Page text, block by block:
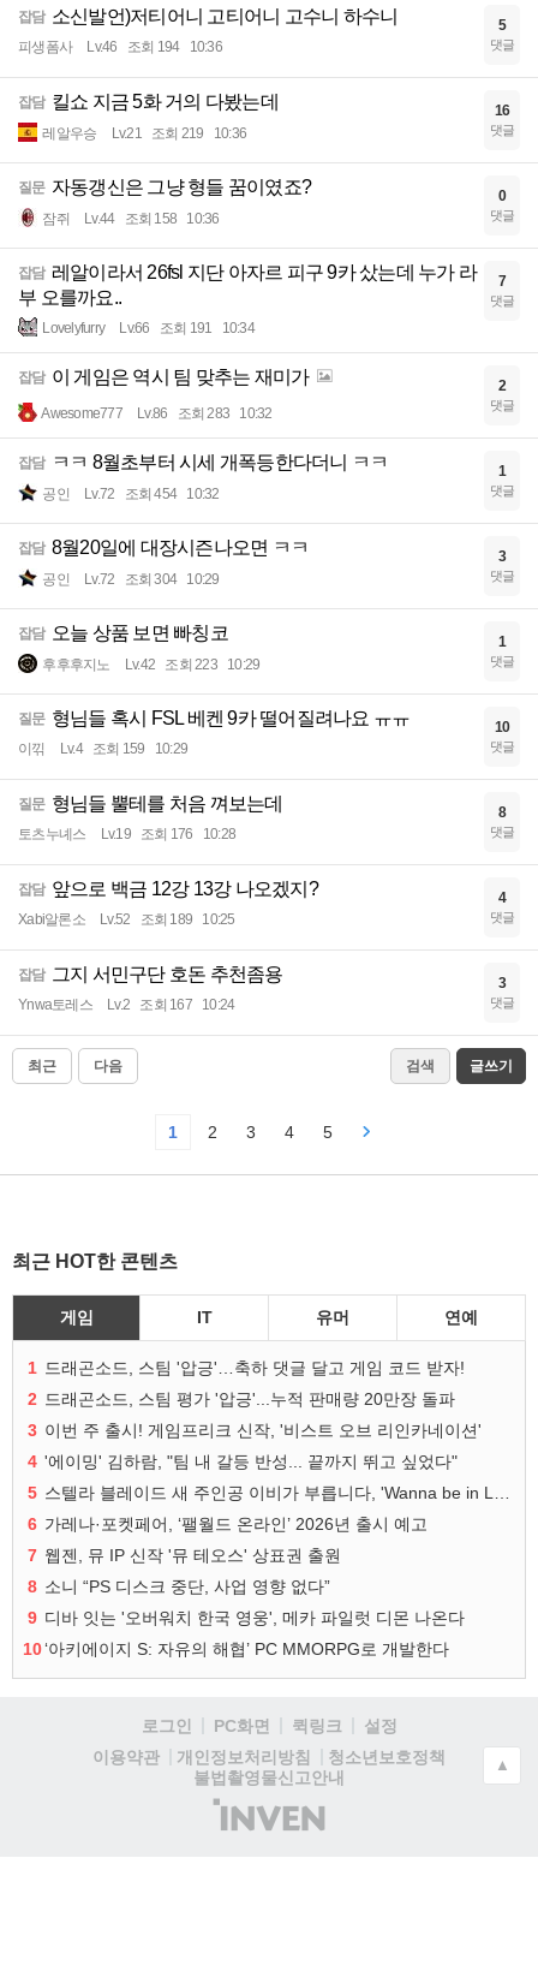
잡담 소신발언)저티어니 고티어니 고수니 하수니
피생폼사 Lv.46 조회 194 10:36
5
댓글
잡담 킬쇼 지금 5화 거의 다봤는데
레알우승 Lv.21 조회 219 10:36
16
댓글
질문 자동갱신은 그냥 형들 꿈이였죠?
잠쥐 Lv.44 조회 158 10:36
0
댓글
잡담 레알이라서 26fsl 지단 아자르 피구 9카 샀는데 누가 라
부 오를까요..
Lovelyfurry Lv.66 조회 191 10:34
7
댓글
잡담 이 게임은 역시 팀 맞추는 재미가
Awesome777 Lv.86 조회 283 10:32
2
댓글
잡담 ㅋㅋ 8월초부터 시세 개폭등한다더니 ㅋㅋ
공인 Lv.72 조회 454 10:32
1
댓글
잡담 8월20일에 대장시즌나오면 ㅋㅋ
공인 Lv.72 조회 304 10:29
3
댓글
잡담 오늘 상품 보면 빠칭코
후후후지노 Lv.42 조회 223 10:29
1
댓글
질문 형님들 혹시 FSL 베켄 9카 떨어질려나요 ㅠㅠ
이끾 Lv.4 조회 159 10:29
10
댓글
질문 형님들 뿔테를 처음 껴보는데
토츠누녜스 Lv.19 조회 176 10:28
8
댓글
잡담 앞으로 백금 12강 13강 나오겠지?
Xabi알론소 Lv.52 조회 189 10:25
4
댓글
잡담 그지 서민구단 호돈 추천좀용
Ynwa토레스 Lv.2 조회 167 10:24
3
댓글
최근 다음 검색 글쓰기
1 2 3 4 5
최근 HOT한 콘텐츠
게임 IT 유머 연예
1 드래곤소드, 스팀 '압긍'…축하 댓글 달고 게임 코드 받자!
2 드래곤소드, 스팀 평가 '압긍'...누적 판매량 20만장 돌파
3 이번 주 출시! 게임프리크 신작, '비스트 오브 리인카네이션'
4 '에이밍' 김하람, "팀 내 갈등 반성... 끝까지 뛰고 싶었다"
5
스텔라 블레이드 새 주인공 이비가 부릅니다, 'Wanna be in LOVE' 뮤비 공개
6 가레나·포켓페어, ‘팰월드 온라인’ 2026년 출시 예고
7 웹젠, 뮤 IP 신작 '뮤 테오스' 상표권 출원
8 소니 “PS 디스크 중단, 사업 영향 없다”
9 디바 잇는 '오버워치 한국 영웅', 메카 파일럿 디몬 나온다
10‘아키에이지 S: 자유의 해협’ PC MMORPG로 개발한다
로그인 PC화면 퀵링크
설정
이용약관
개인정보처리방침
청소년보호정책
불법촬영물신고안내
(주)
인
▲